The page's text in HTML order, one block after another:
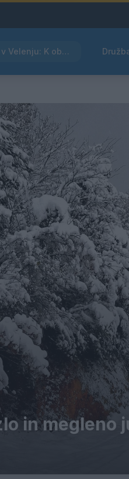
Kam čez vikend v Velenju: K obisku vabi Poletni bolšji sejem
in megleno